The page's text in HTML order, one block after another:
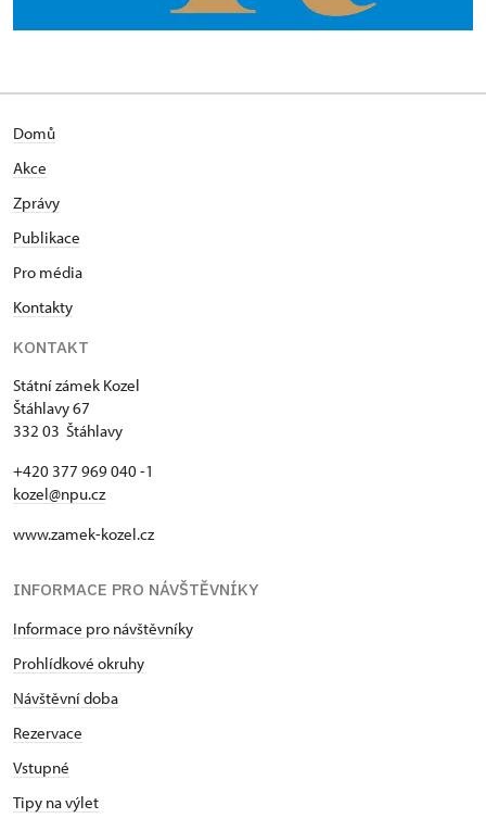
Domů
Akce
Zprávy
Publikace
Pro média
Kontakty
KONTAKT
Státní zámek Kozel
Štáhlavy 67
332 03 Štáhlavy
+420 377 969 040 -1
kozel@npu.cz
www.zamek-kozel.cz
INFORMACE PRO NÁVŠTĚVNÍKY
Informace pro návštěvníky
Prohlídkové okruhy
Návštěvní doba
Rezervace
Vstupné
Tipy na výlet